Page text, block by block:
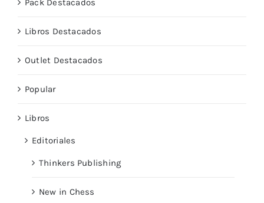
Pack Destacados
Libros Destacados
Outlet Destacados
Popular
Libros
Editoriales
Thinkers Publishing
New in Chess